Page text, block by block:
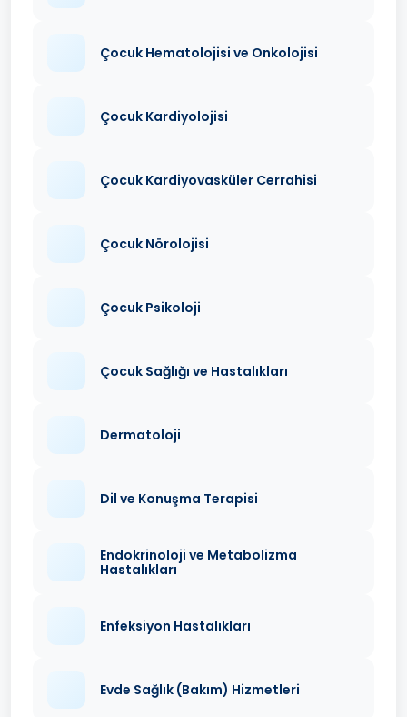
Çocuk Hematolojisi ve Onkolojisi
Çocuk Kardiyolojisi
Çocuk Kardiyovasküler Cerrahisi
Çocuk Nörolojisi
Çocuk Psikoloji
Çocuk Sağlığı ve Hastalıkları
Dermatoloji
Dil ve Konuşma Terapisi
Endokrinoloji ve Metabolizma
Hastalıkları
Enfeksiyon Hastalıkları
Evde Sağlık (Bakım) Hizmetleri